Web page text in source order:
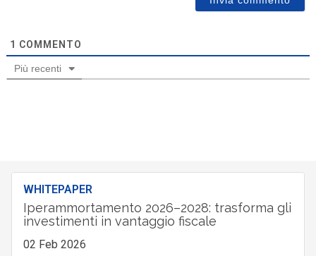
1 COMMENTO
Più recenti
WHITEPAPER
Iperammortamento 2026–2028: trasforma gli
investimenti in vantaggio fiscale
02 Feb 2026